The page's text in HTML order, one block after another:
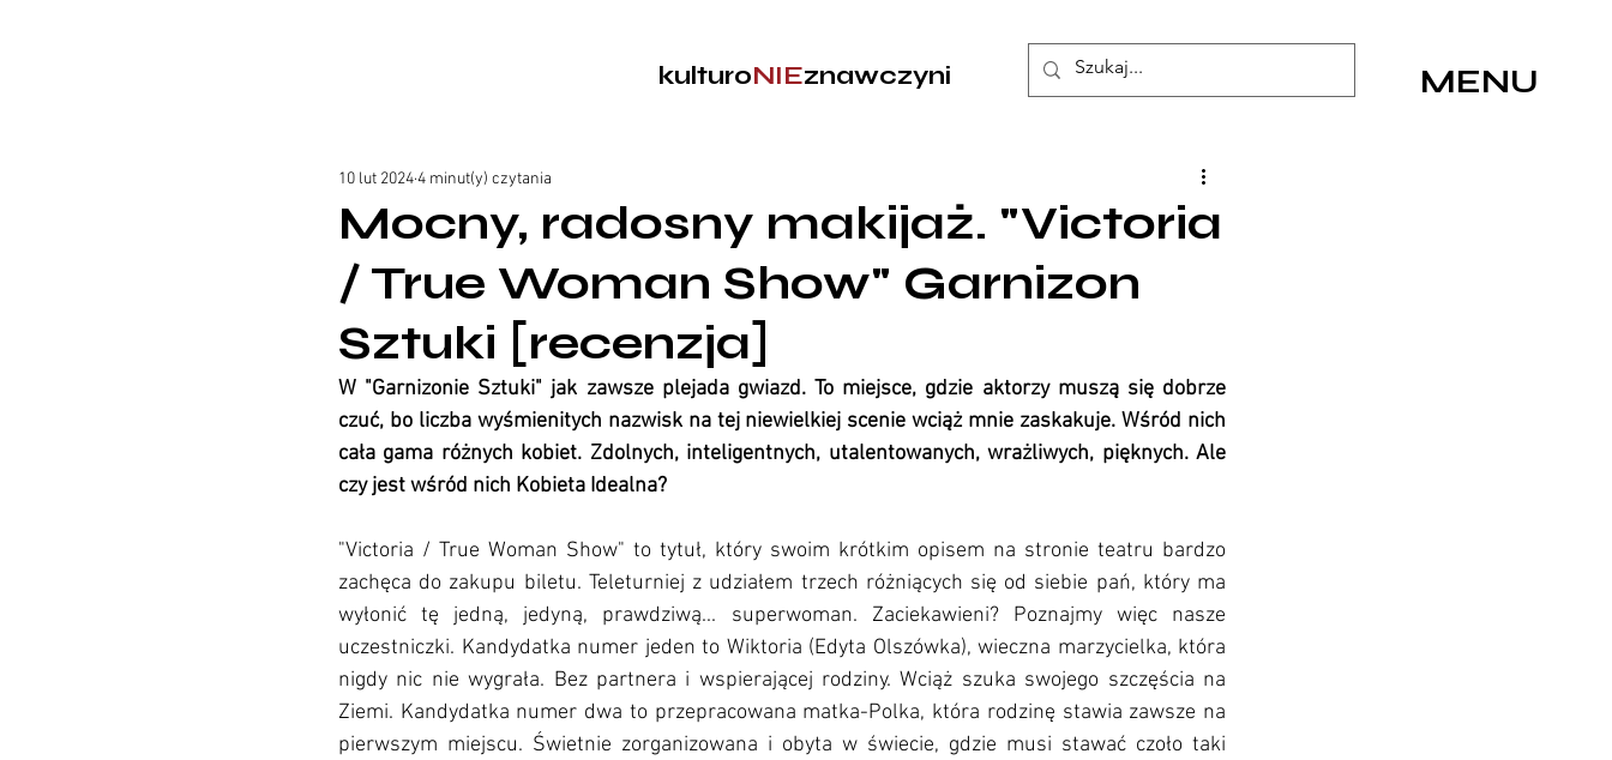
kulturoNIEznawczyni MENU
Mocny, radosny makijaż. "Victoria
/ True Woman Show" Garnizon
Sztuki [recenzja]
10 lut 20244 minut(y) czytania
W "Garnizonie Sztuki" jak zawsze plejada gwiazd. To miejsce, gdzie aktorzy muszą się dobrze
czuć, bo liczba wyśmienitych nazwisk na tej niewielkiej scenie wciąż mnie zaskakuje. Wśród nich
cała gama różnych kobiet. Zdolnych, inteligentnych, utalentowanych, wrażliwych, pięknych. Ale
czy jest wśród nich Kobieta Idealna?
"Victoria / True Woman Show" to tytuł, który swoim krótkim opisem na stronie teatru bardzo
zachęca do zakupu biletu. Teleturniej z udziałem trzech różniących się od siebie pań, który ma
wyłonić tę jedną, jedyną, prawdziwą... superwoman. Zaciekawieni? Poznajmy więc nasze
uczestniczki. Kandydatka numer jeden to Wiktoria (Edyta Olszówka), wieczna marzycielka, która
nigdy nic nie wygrała. Bez partnera i wspierającej rodziny. Wciąż szuka swojego szczęścia na
Ziemi. Kandydatka numer dwa to przepracowana matka-Polka, która rodzinę stawia zawsze na
pierwszym miejscu. Świetnie zorganizowana i obyta w świecie, gdzie musi stawać czoło taki